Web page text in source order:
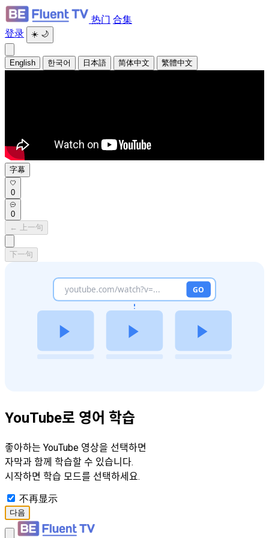
热门 合集
登录
☀️ 🌙
English 한국어 日本語 简体中文 繁體中文
字幕
0
0
← 上一句
下一句
YouTube로 영어 학습
좋아하는 YouTube 영상을 선택하면
자막과 함께 학습할 수 있습니다.
시작하면 학습 모드를 선택하세요.
不再显示
다음